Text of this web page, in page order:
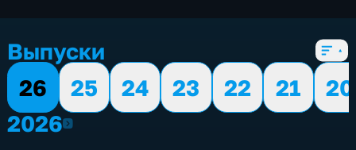
Выпуски
26
25 24 23 22 21
20
20262026